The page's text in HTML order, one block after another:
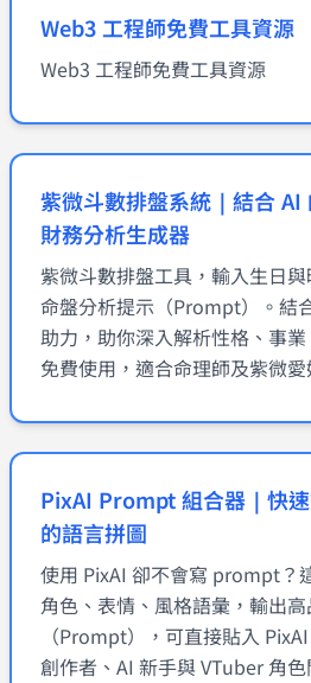
Web3 工程師免費工具資源
Web3 工程師免費工具資源
紫微斗數排盤系統｜結合 AI
財務分析生成器
紫微斗數排盤工具，輸入生日
命盤分析提示（Prompt）。結
助力，助你深入解析性格、事
免費使用，適合命理師及紫微愛
PixAI Prompt 組合器｜快
的語言拼圖
使用 PixAI 卻不會寫 prompt？
角色、表情、風格語彙，輸出
（Prompt），可直接貼入
創作者、AI 新手與 VTuber 角色